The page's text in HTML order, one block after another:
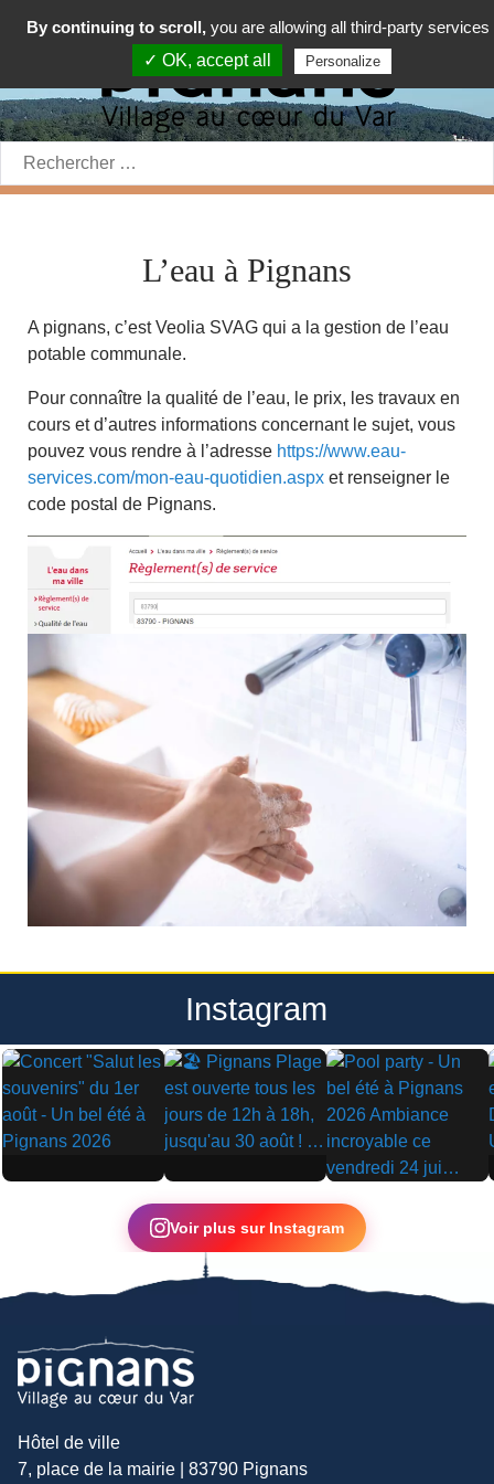
Rechercher:
L’eau à Pignans
A pignans, c’est Veolia SVAG qui a la gestion de l’eau
potable communale.
Pour connaître la qualité de l’eau, le prix, les travaux en
cours et d’autres informations concernant le sujet, vous
pouvez vous rendre à l’adresse https://www.eau-
services.com/mon-eau-quotidien.aspx et renseigner le
code postal de Pignans.
Instagram
▶ ▶
▶
Voir plus sur Instagram
Hôtel de ville
7, place de la mairie | 83790 Pignans
By continuing to scroll, you are allowing all third-party services
✓ OK, accept all
Personalize